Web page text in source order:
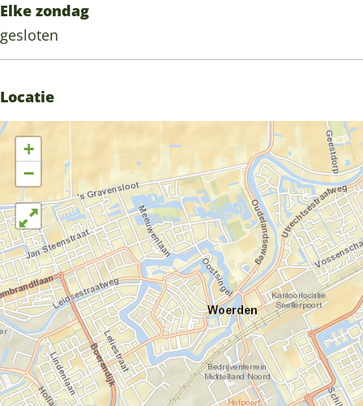
Elke zondag
gesloten
Locatie
+
−